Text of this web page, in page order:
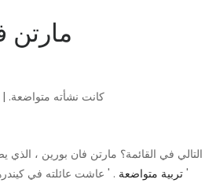
2.
كانت نشأته
التالي في القائمة؟ مارتن فان بورين ، الذي
' تربية متواضعة . ' عاشت عائلته في